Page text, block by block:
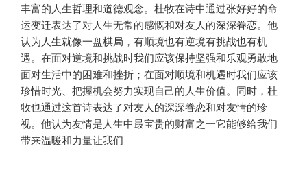
丰富的人生哲理和道德观念。杜牧在诗中通过张好好的命
运变迁表达了对人生无常的感慨和对友人的深深眷恋。他
认为人生就像一盘棋局，有顺境也有逆境有挑战也有机
遇。在面对逆境和挑战时我们应该保持坚强和乐观勇敢地
面对生活中的困难和挫折；在面对顺境和机遇时我们应该
珍惜时光、把握机会努力实现自己的人生价值。同时，杜
牧也通过这首诗表达了对友人的深深眷恋和对友情的珍
视。他认为友情是人生中最宝贵的财富之一它能够给我们
带来温暖和力量让我们